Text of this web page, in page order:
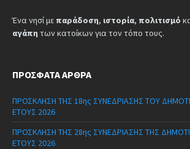
Ένα νησί με παράδοση, ιστορία, πολιτισμό
αγάπη των κατοίκων για τον τόπο τους.
ΠΡΌΣΦΑΤΑ ΆΡΘΡΑ
ΠΡΟΣΚΛΗΣΗ ΤΗΣ 18ης ΣΥΝΕΔΡΙΑΣΗΣ ΤΟΥ
ΕΤΟΥΣ 2026
ΠΡΟΣΚΛΗΣΗ ΤΗΣ 28ης ΣΥΝΕΔΡΙΑΣΗΣ ΤΗΣ
ΕΤΟΥΣ 2026